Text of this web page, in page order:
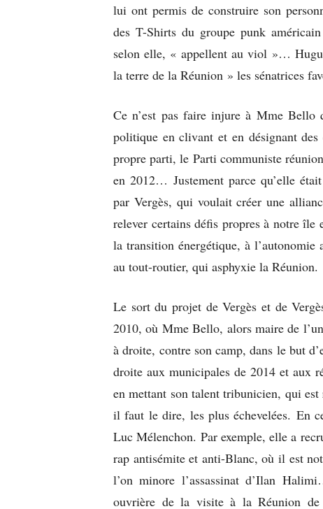
lui ont permis de construire son
des T-Shirts du groupe punk américain
selon elle, « appellent au viol »…
la terre de la Réunion » les sénatrices
Ce n’est pas faire injure à Mme Bello
politique en clivant et en désignant
propre parti, le Parti communiste
en 2012… Justement parce qu’elle
par Vergès, qui voulait créer une
relever certains défis propres à notre île
la transition énergétique, à
au tout-routier, qui asphyxie la Réunion.
Le sort du projet de Vergès et de
2010, où Mme Bello, alors maire de
à droite, contre son camp, dans le but
droite aux municipales de 2014 et aux
en mettant son talent tribunicien, qui est
il faut le dire, les plus échevelées. En
Luc Mélenchon. Par exemple, elle a
rap antisémite et anti-Blanc, où il est
l’on minore l’assassinat d’Ilan
ouvrière de la visite à la Réunion de